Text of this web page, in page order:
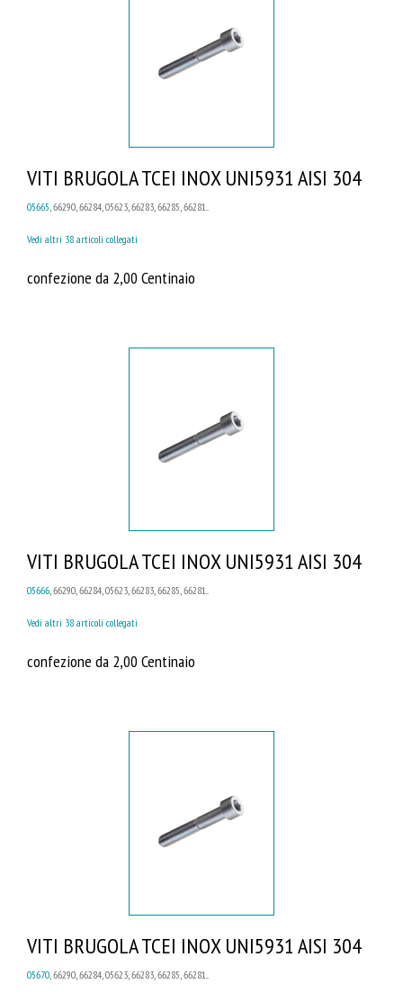
VITI BRUGOLA TCEI INOX UNI5931 AISI 304
05665 , 66290, 66284, 05623, 66283, 66285, 66281...
Vedi altri 38 articoli collegati
confezione da 2,00 Centinaio
VITI BRUGOLA TCEI INOX UNI5931 AISI 304
05666, 66290, 66284, 05623, 66283, 66285, 66281...
Vedi altri 38 articoli collegati
confezione da 2,00 Centinaio
VITI BRUGOLA TCEI INOX UNI5931 AISI 304
05670 , 66290, 66284, 05623, 66283, 66285, 66281...